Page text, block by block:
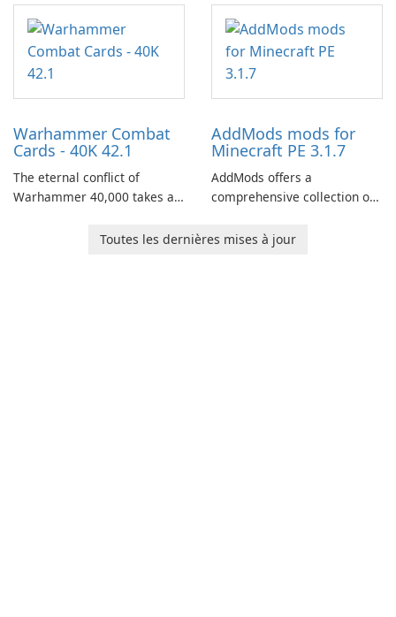
centered around the pursuit
of your brother, Andor,
through a quest-driven
narrative inspired by classic
Warhammer Combat
Cards - 40K 42.1
The eternal conflict of
Warhammer 40,000 takes a
Combat Cards - 40K, a card
AddMods mods for
Minecraft PE 3.1.7
AddMods offers a
comprehensive collection of
allowing you to enhance your
Toutes les dernières mises à jour